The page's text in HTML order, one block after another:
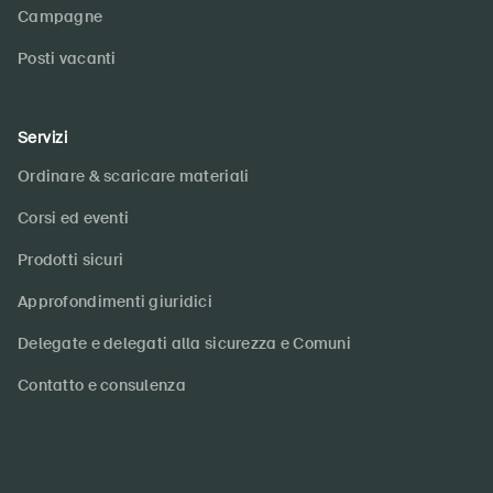
Campagne
Posti vacanti
Servizi
Ordinare & scaricare materiali
Corsi ed eventi
Prodotti sicuri
Approfondimenti giuridici
Delegate e delegati alla sicurezza e Comuni
Contatto e consulenza